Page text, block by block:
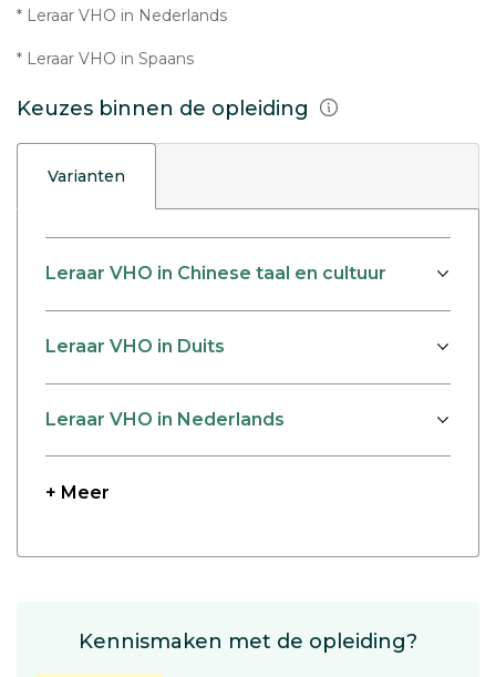
* Leraar VHO in Nederlands
* Leraar VHO in Spaans
Keuzes binnen de opleiding
Varianten
Leraar VHO in Chinese taal en cultuur
Leraar VHO in Duits
Leraar VHO in Nederlands
+ Meer
Kennismaken met de opleiding?